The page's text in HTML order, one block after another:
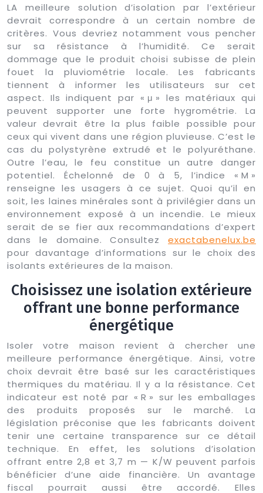
LA meilleure solution d’isolation par l’extérieur
devrait correspondre à un certain nombre de
critères. Vous devriez notamment vous pencher
sur sa résistance à l’humidité. Ce serait
dommage que le produit choisi subisse de plein
fouet la pluviométrie locale. Les fabricants
tiennent à informer les utilisateurs sur cet
aspect. Ils indiquent par « μ » les matériaux qui
peuvent supporter une forte hygrométrie. La
valeur devrait être la plus faible possible pour
ceux qui vivent dans une région pluvieuse. C’est le
cas du polystyrène extrudé et le polyuréthane.
Outre l’eau, le feu constitue un autre danger
potentiel. Échelonné de 0 à 5, l’indice « M »
renseigne les usagers à ce sujet. Quoi qu’il en
soit, les laines minérales sont à privilégier dans un
environnement exposé à un incendie. Le mieux
serait de se fier aux recommandations d’expert
dans le domaine. Consultez exactabenelux.be
pour davantage d’informations sur le choix des
isolants extérieures de la maison.
Choisissez une isolation extérieure
offrant une bonne performance
énergétique
Isoler votre maison revient à chercher une
meilleure performance énergétique. Ainsi, votre
choix devrait être basé sur les caractéristiques
thermiques du matériau. Il y a la résistance. Cet
indicateur est noté par « R » sur les emballages
des produits proposés sur le marché. La
législation préconise que les fabricants doivent
tenir une certaine transparence sur ce détail
technique. En effet, les solutions d’isolation
offrant entre 2,8 et 3,7 m — K/W peuvent parfois
bénéficier d’une aide financière. Un avantage
fiscal pourrait aussi être accordé. Elles